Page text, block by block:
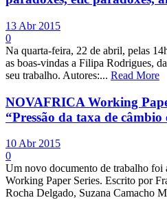
13 Abr 2015
0
Na quarta-feira, 22 de abril, pelas
as boas-vindas a Filipa Rodrigues,
seu trabalho. Autores:... Read More
NOVAFRICA Working
“Pressão da taxa de câmbio
10 Abr 2015
0
Um novo documento de trabalho
Working Paper Series. Escrito por
Rocha Delgado, Suzana Camacho